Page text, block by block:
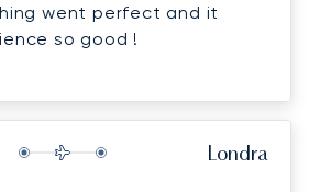
went perfect and it
so good !
Londra